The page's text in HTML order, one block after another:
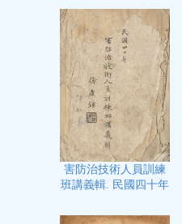
害防治技術人員訓練
班講義輯. 民國四十年